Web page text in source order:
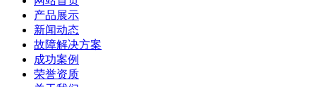
产品展示
新闻动态
故障解决方案
成功案例
荣誉资质